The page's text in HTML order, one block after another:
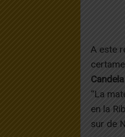
A este
“La
en la
sur de